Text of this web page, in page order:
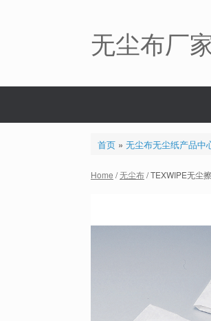
无尘布厂
首页» 无尘布无尘纸产品中
Home /无尘布/ TEXWIPE无尘